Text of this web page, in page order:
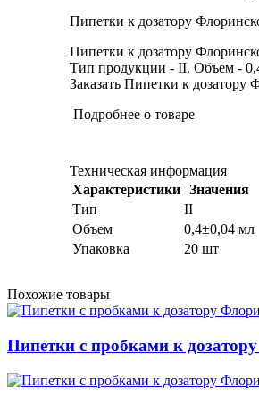
Пипетки к дозатору
Пипетки к дозатору
Тип продукции - II. Объем -
Заказать Пипетки к
Подробнее о товаре
Техническая информация
Характеристики Значения
Тип
II
Объем
0,4±0,04 мл
Упаковка
20 шт
Похожие товары
Пипетки с пробками к